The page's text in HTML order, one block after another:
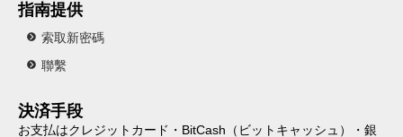
指南提供
索取新密碼
聯繫
決済手段
お支払はクレジットカード・BitCash（ビットキャッシュ）・銀